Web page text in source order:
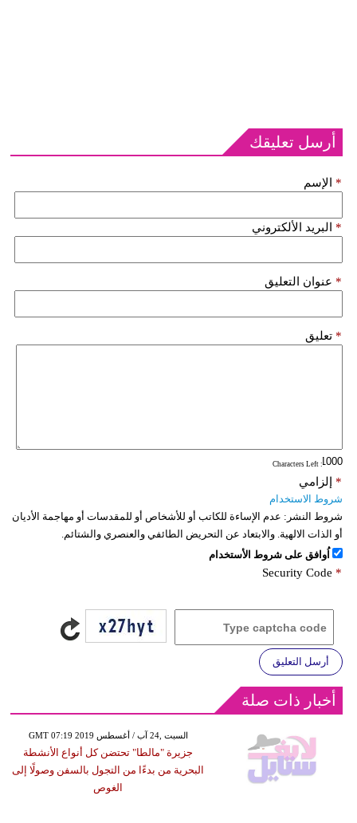
أرسل تعليقك
الإسم *
البريد الألكتروني *
عنوان التعليق *
تعليق *
: Characters Left
إلزامي *
شروط الاستخدام
شروط النشر: عدم الإساءة للكاتب أو للأشخاص أو للمقدسات أو مهاجمة الأديان
أو الذات الالهية. والابتعاد عن التحريض الطائفي والعنصري والشتائم.
اُوافق على شروط الأستخدام
Security Code *
أرسل التعليق
أخبار ذات صلة
GMT 07:19 2019 السبت ,24 آب / أغسطس
جزيرة "مالطا" تحتضن كل أنواع الأنشطة
البحرية من بدءًا من التجول بالسفن وصولًا إلى
الغوص